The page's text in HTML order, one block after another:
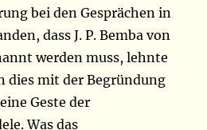
bei den Gesprächen in
dass J. P. Bemba von
werden muss, lehnte
dies mit der Begründung
Geste der
Was das